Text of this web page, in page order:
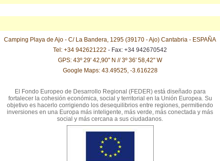
Camping Playa de Ajo - C/ La Bandera, 1295 (39170 - Ajo) Cantabria - ESPAÑA
Tel: +34 942621222 - Fax: +34 942670542
GPS: 43º 29' 42,90" N // 3º 36' 58,42" W
Google Maps: 43.49525, -3.616228
El Fondo Europeo de Desarrollo Regional (FEDER) está diseñado para
fortalecer la cohesión económica, social y territorial en la Unión Europea. Su
objetivo es hacerlo corrigiendo los desequilibrios entre regiones, permitiendo
inversiones en una Europa más inteligente, más verde, más conectada y más
social y más cercana a sus ciudadanos.